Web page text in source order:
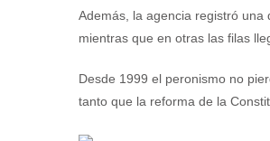
Además, la agencia registró
mientras que en otras las filas
Desde 1999 el peronismo no
tanto que la reforma de la